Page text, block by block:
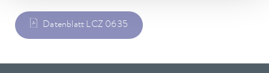
Datenblatt LCZ 0635